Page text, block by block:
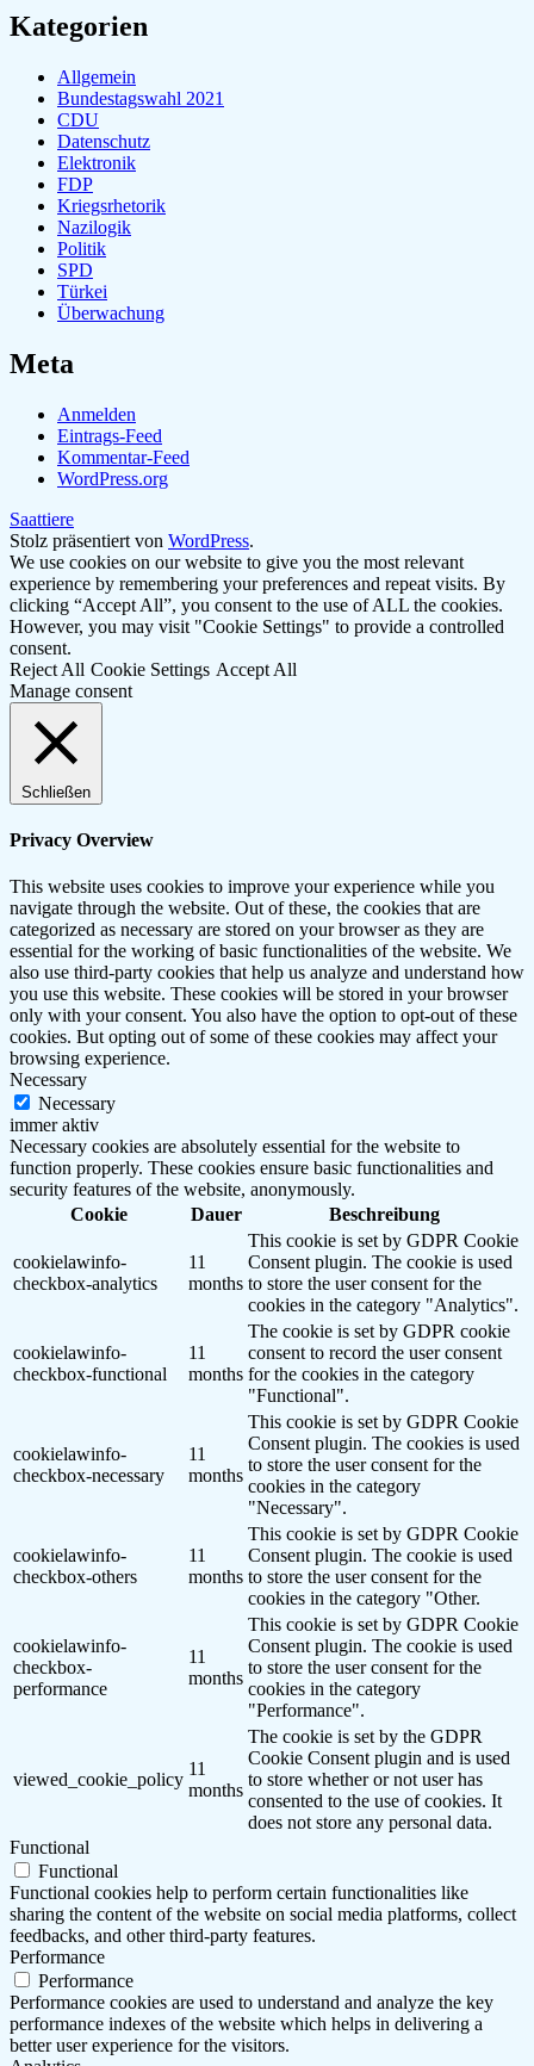
Kategorien
Allgemein
Bundestagswahl 2021
CDU
Datenschutz
Elektronik
FDP
Kriegsrhetorik
Nazilogik
Politik
SPD
Türkei
Überwachung
Meta
Anmelden
Eintrags-Feed
Kommentar-Feed
WordPress.org
Saattiere
Stolz präsentiert von WordPress.
We use cookies on our website to give you the most relevant
experience by remembering your preferences and repeat visits. By
clicking “Accept All”, you consent to the use of ALL the cookies.
However, you may visit "Cookie Settings" to provide a controlled
consent.
Reject All Cookie Settings Accept All
Manage consent
Schließen
Privacy Overview
This website uses cookies to improve your experience while you
navigate through the website. Out of these, the cookies that are
categorized as necessary are stored on your browser as they are
essential for the working of basic functionalities of the website. We
also use third-party cookies that help us analyze and understand how
you use this website. These cookies will be stored in your browser
only with your consent. You also have the option to opt-out of these
cookies. But opting out of some of these cookies may affect your
browsing experience.
Necessary
Necessary
immer aktiv
Necessary cookies are absolutely essential for the website to
function properly. These cookies ensure basic functionalities and
security features of the website, anonymously.
Cookie
Dauer Beschreibung
cookielawinfo-
checkbox-analytics
11
months
This cookie is set by GDPR Cookie
Consent plugin. The cookie is used
to store the user consent for the
cookies in the category "Analytics".
cookielawinfo-
checkbox-functional
11
months
The cookie is set by GDPR cookie
consent to record the user consent
for the cookies in the category
"Functional".
cookielawinfo-
checkbox-necessary
11
months
This cookie is set by GDPR Cookie
Consent plugin. The cookies is used
to store the user consent for the
cookies in the category
"Necessary".
cookielawinfo-
checkbox-others
11
months
This cookie is set by GDPR Cookie
Consent plugin. The cookie is used
to store the user consent for the
cookies in the category "Other.
cookielawinfo-
checkbox-
performance
11
months
This cookie is set by GDPR Cookie
Consent plugin. The cookie is used
to store the user consent for the
cookies in the category
"Performance".
viewed_cookie_policy
11
months
The cookie is set by the GDPR
Cookie Consent plugin and is used
to store whether or not user has
consented to the use of cookies. It
does not store any personal data.
Functional
Functional
Functional cookies help to perform certain functionalities like
sharing the content of the website on social media platforms, collect
feedbacks, and other third-party features.
Performance
Performance
Performance cookies are used to understand and analyze the key
performance indexes of the website which helps in delivering a
better user experience for the visitors.